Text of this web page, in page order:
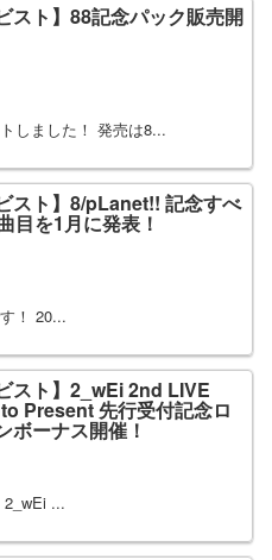
スト】88記念パック販売開
しました！ 発売は8...
スト】8/pLanet!! 記念すべ
目を1月に発表！
！ 20...
スト】2_wEi 2nd LIVE
Present 先行受付記念ロ
ボーナス開催！
2_wEi ...